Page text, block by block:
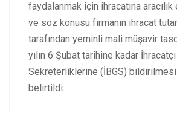
faydalanmak için ihracatına
ve söz konusu firmanın ihracat
tarafından yeminli mali müşavir
yılın 6 Şubat tarihine kadar
Sekreterliklerine (İBGS)
belirtildi.